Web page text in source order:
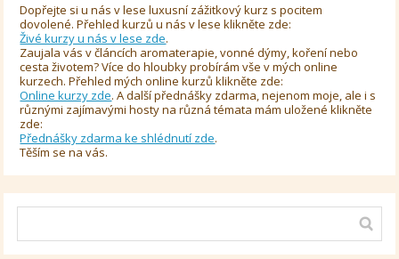
Dopřejte si u nás v lese luxusní zážitkový kurz s pocitem
dovolené. Přehled kurzů u nás v lese klikněte zde:
Živé kurzy u nás v lese zde.
Zaujala vás v článcích aromaterapie, vonné dýmy, koření nebo
cesta životem? Více do hloubky probírám vše v mých online
kurzech. Přehled mých online kurzů klikněte zde:
Online kurzy zde. A další přednášky zdarma, nejenom moje, ale i s
různými zajímavými hosty na různá témata mám uložené klikněte
zde:
Přednášky zdarma ke shlédnutí zde.
Těším se na vás.